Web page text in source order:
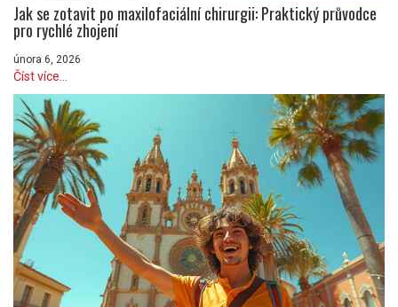
Jak se zotavit po maxilofaciální chirurgii: Praktický průvodce
pro rychlé zhojení
února 6, 2026
Číst více...